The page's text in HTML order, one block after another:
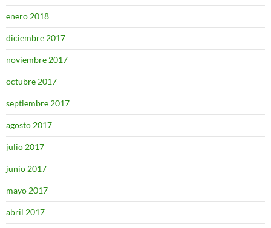
enero 2018
diciembre 2017
noviembre 2017
octubre 2017
septiembre 2017
agosto 2017
julio 2017
junio 2017
mayo 2017
abril 2017